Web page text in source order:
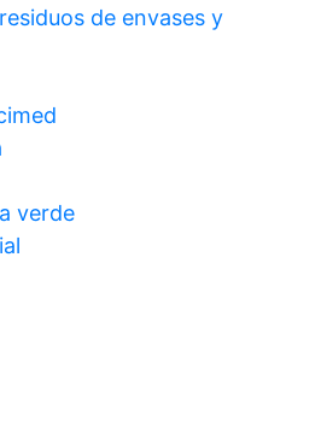
de envases y
verde